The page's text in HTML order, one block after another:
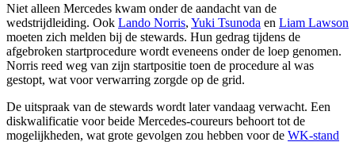
Niet alleen Mercedes kwam onder de aandacht van de
wedstrijdleiding. Ook Lando Norris, Yuki Tsunoda en Liam Lawson
moeten zich melden bij de stewards. Hun gedrag tijdens de
afgebroken startprocedure wordt eveneens onder de loep genomen.
Norris reed weg van zijn startpositie toen de procedure al was
gestopt, wat voor verwarring zorgde op de grid.
De uitspraak van de stewards wordt later vandaag verwacht. Een
diskwalificatie voor beide Mercedes-coureurs behoort tot de
mogelijkheden, wat grote gevolgen zou hebben voor de WK-stand